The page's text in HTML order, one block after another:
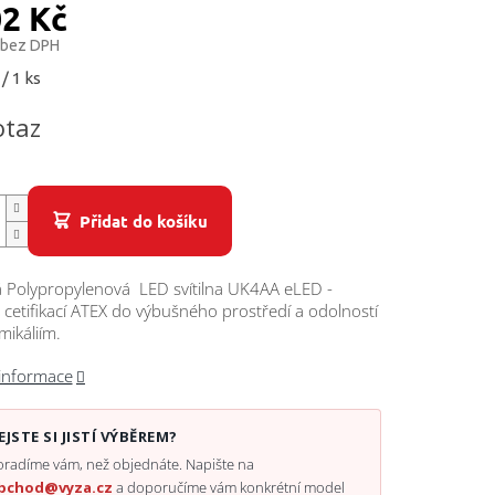
Kč
DPH
1 ks
Přidat do košíku
Polypropylenová LED svítilna UK4AA eLED -
cetifikací ATEX do výbušného prostředí a odolností
SI JISTÍ VÝBĚREM?
vám, než objednáte. Napište na
a doporučíme vám konkrétní model